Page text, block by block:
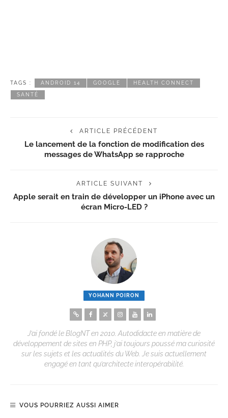
TAGS : ANDROID 14 GOOGLE HEALTH CONNECT
SANTÉ
ARTICLE PRÉCÉDENT
Le lancement de la fonction de modification des
messages de WhatsApp se rapproche
ARTICLE SUIVANT
Apple serait en train de développer un iPhone avec un
écran Micro-LED ?
YOHANN POIRON
J’ai fondé le BlogNT en 2010. Autodidacte en matière de
développement de sites en PHP, j’ai toujours poussé ma curiosité
sur les sujets et les actualités du Web. Je suis actuellement
engagé en tant qu’architecte interopérabilité.
VOUS POURRIEZ AUSSI AIMER